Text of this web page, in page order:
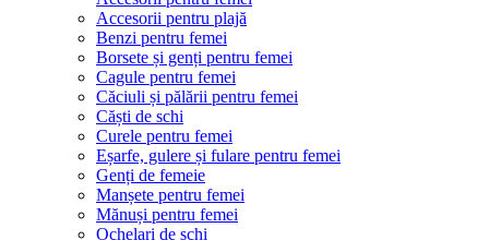
Accesorii pentru plajă
Benzi pentru femei
Borsete și genți pentru femei
Cagule pentru femei
Căciuli și pălării pentru femei
Căști de schi
Curele pentru femei
Eșarfe, gulere și fulare pentru femei
Genți de femeie
Manșete pentru femei
Mănuși pentru femei
Ochelari de schi